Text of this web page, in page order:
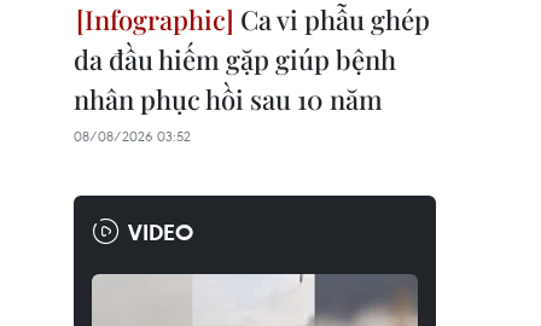
Ca vi phẫu ghép
da đầu hiếm gặp giúp bệnh
nhân phục hồi sau 10 năm
08/08/2026 03:52
VIDEO